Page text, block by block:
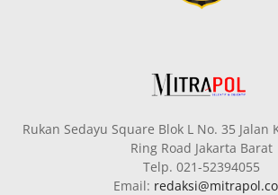
Rukan Sedayu Square Blok L No. 35 Jalan
Ring Road Jakarta Barat
Telp. 021-52394055
Email: